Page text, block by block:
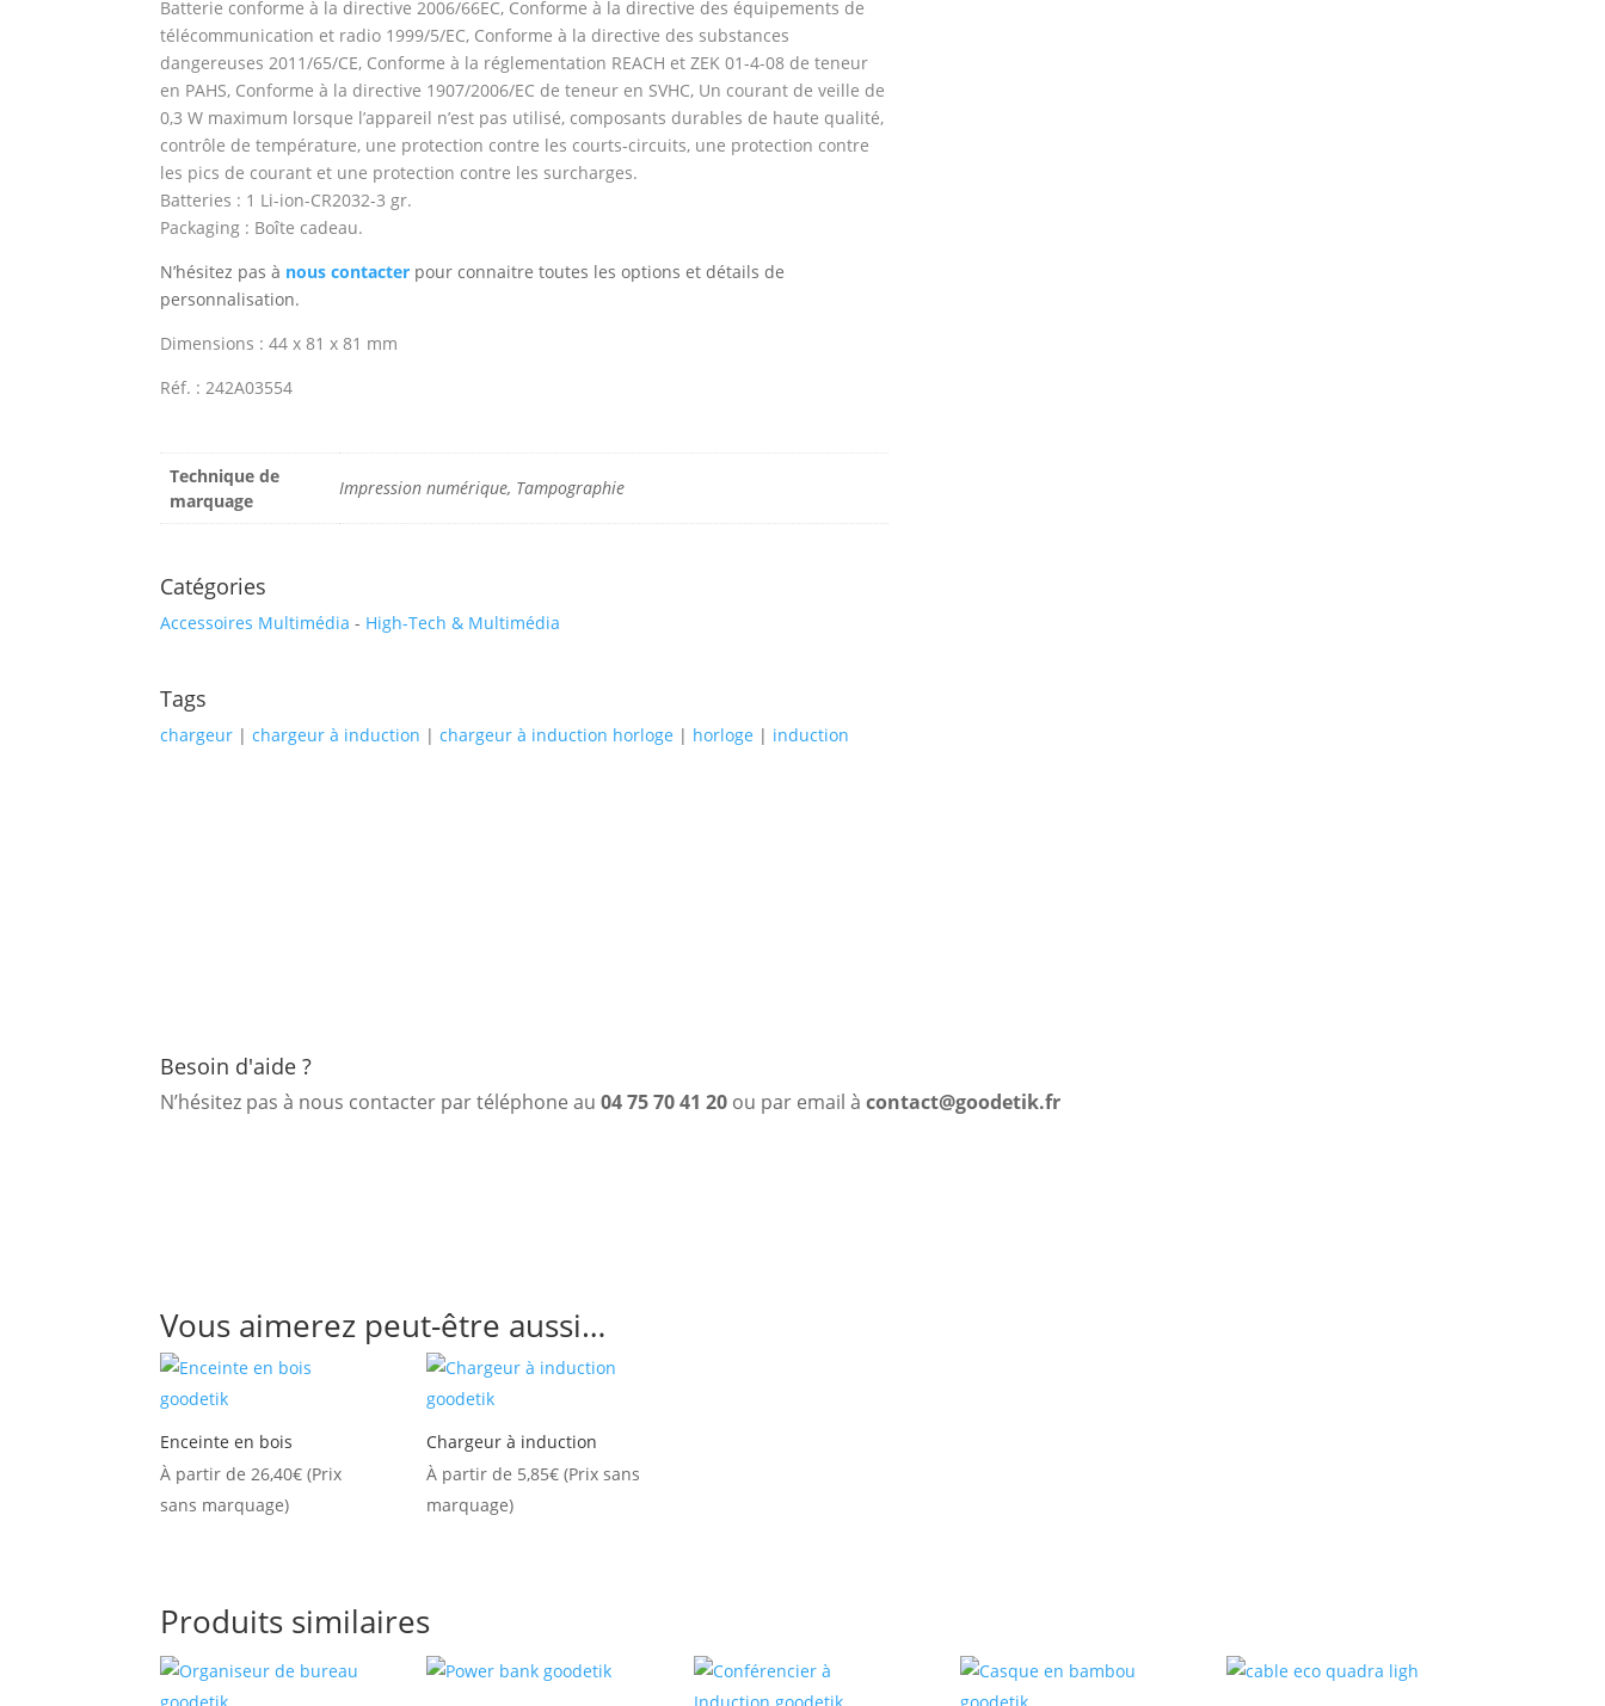
Batterie conforme à la directive 2006/66EC, Conforme à la directive des équipements de
télécommunication et radio 1999/5/EC, Conforme à la directive des substances
dangereuses 2011/65/CE, Conforme à la réglementation REACH et ZEK 01-4-08 de teneur
en PAHS, Conforme à la directive 1907/2006/EC de teneur en SVHC, Un courant de veille de
0,3 W maximum lorsque l’appareil n’est pas utilisé, composants durables de haute qualité,
contrôle de température, une protection contre les courts-circuits, une protection contre
les pics de courant et une protection contre les surcharges.
Batteries : 1 Li-ion-CR2032-3 gr.
Packaging : Boîte cadeau.
N’hésitez pas à nous contacter pour connaitre toutes les options et détails de
personnalisation.
Dimensions : 44 x 81 x 81 mm
Réf. : 242A03554
Technique de
marquage
Impression numérique, Tampographie
Catégories
Accessoires Multimédia - High-Tech & Multimédia
Tags
chargeur |chargeur à induction |chargeur à induction horloge | horloge | induction
Besoin d'aide ?
N’hésitez pas à nous contacter par téléphone au04 75 70 41 20 ou par email àcontact@goodetik.fr
Vous aimerez peut-être aussi…
Enceinte en bois
À partir de 26,40€ (Prix
sans marquage)
Chargeur à induction
À partir de 5,85€ (Prix sans
marquage)
Produits similaires